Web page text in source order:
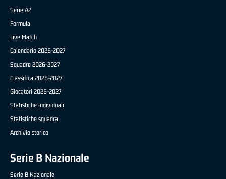
Serie A2
Formula
Live Match
Calendario 2026-2027
Squadre 2026-2027
Classifica 2026-2027
Giocatori 2026-2027
Statistiche individuali
Statistiche squadra
Archivio storico
Serie B Nazionale
Serie B Nazionale